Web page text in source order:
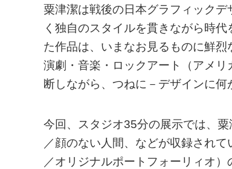
粟津潔は戦後の日本グラフィック
く独自のスタイルを貫きながら時
た作品は、いまなお見るものに鮮
演劇・音楽・ロックアート（アメ
断しながら、つねに－デザインに何
今回、スタジオ35分の展示では、
／顔のない人間、などが収録され
／オリジナルポートフォーリィオ